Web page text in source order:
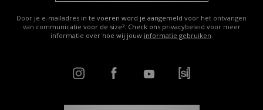
Door je e-mailadres in te voeren word je aangemeld voor het ontvangen
van communicatie voor de size?. Check ons privacybeleid voor meer
informatie over hoe wij jouw informatie gebruiken.